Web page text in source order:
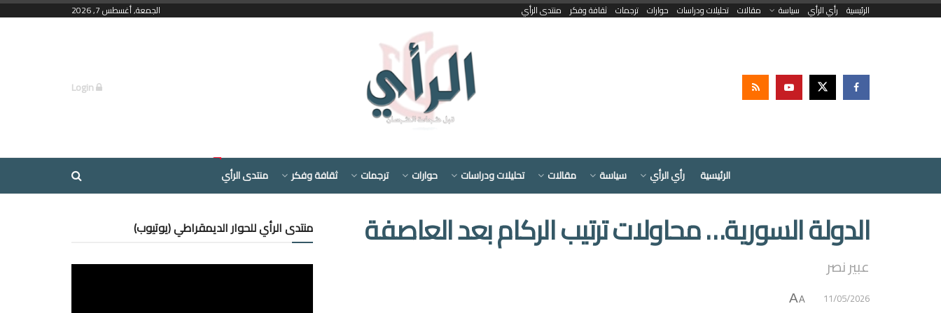
الرئيسية رأي الرأي سياسة مقالات تحليلات ودراسات حوارات ترجمات ثقافة وفكر منتدى الرأي الجمعة, أغسطس 7, 2026
الرئيسية رأي الرأي سياسة مقالات تحليلات ودراسات حوارات ترجمات ثقافة وفكر منتدى الرأي
الدولة السورية… محاولات ترتيب الركام بعد العاصفة
عبير نصر
11/05/2026
A
A
منتدى الرأي للحوار الديمقراطي (يوتيوب)